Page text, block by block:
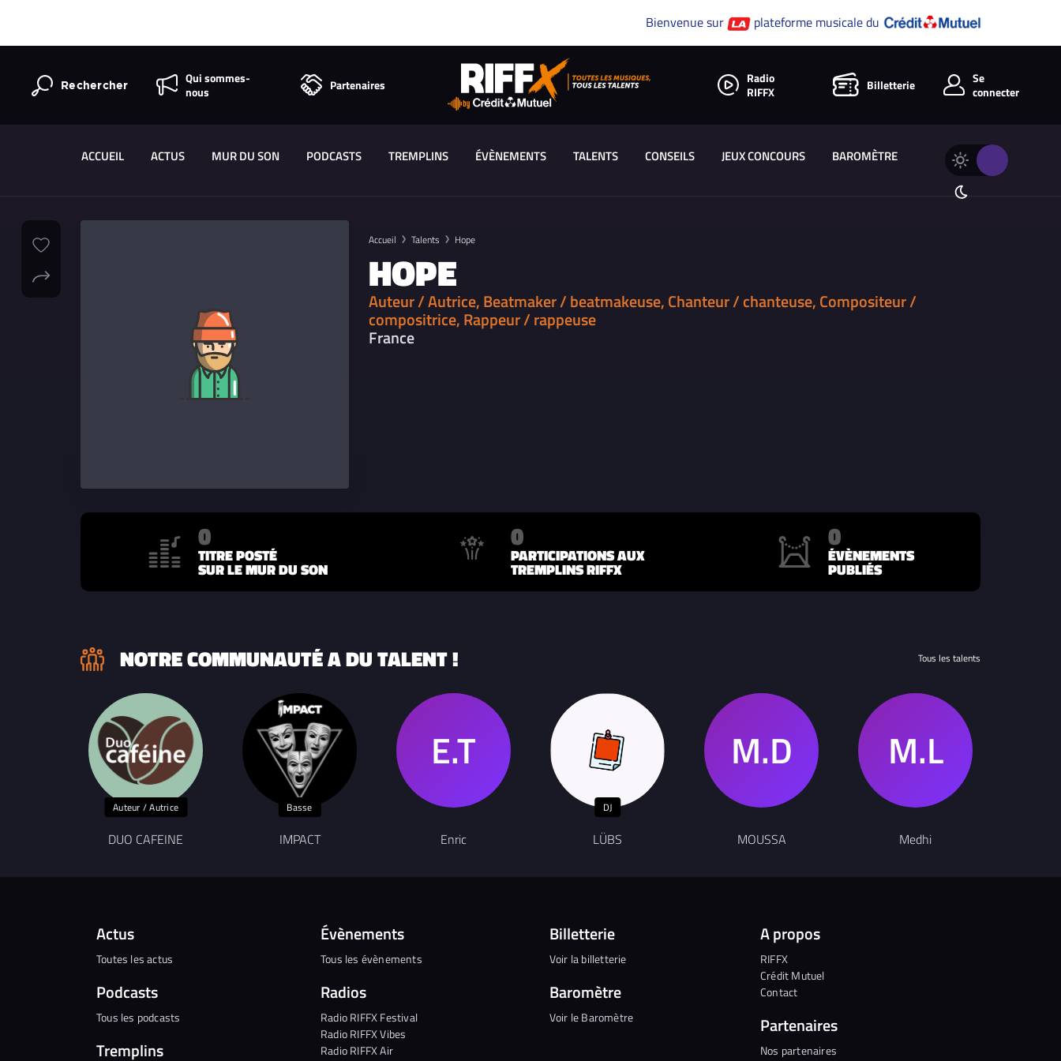
Bienvenue sur plateforme musicale du
Rechercher
Qui sommes-
nous
Partenaires
Radio
RIFFX
Billetterie
Se
connecter
ACCUEIL ACTUS MUR DU SON PODCASTS TREMPLINS ÉVÈNEMENTS TALENTS CONSEILS JEUX CONCOURS BAROMÈTRE
Changer
thème
Thème
Accueil Talents Hope
HOPE
Auteur / Autrice, Beatmaker / beatmakeuse, Chanteur / chanteuse, Compositeur /
compositrice, Rappeur / rappeuse
France
0
TITRE POSTÉ
SUR LE MUR DU SON
0
PARTICIPATIONS AUX
TREMPLINS RIFFX
0
ÉVÈNEMENTS
PUBLIÉS
NOTRE COMMUNAUTÉ A DU TALENT ! Tous les talents
Auteur / Autrice
DUO CAFEINE
Basse
IMPACT Enric
DJ
LÜBS MOUSSA Medhi
Actus
Toutes les actus
Podcasts
Tous les podcasts
Tremplins
Évènements
Tous les évènements
Radios
Radio RIFFX Festival
Radio RIFFX Vibes
Radio RIFFX Air
Billetterie
Voir la billetterie
Baromètre
Voir le Baromètre
A propos
RIFFX
Crédit Mutuel
Contact
Partenaires
Nos partenaires